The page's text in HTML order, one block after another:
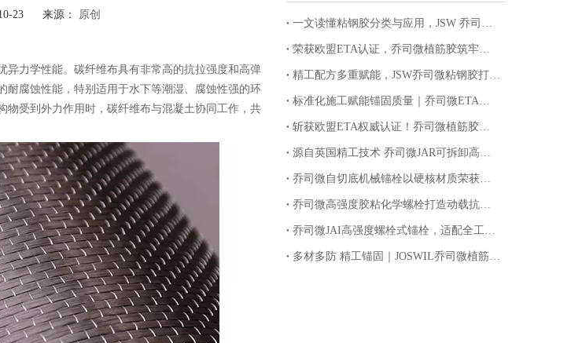
23 来源： 原创
力学性能。碳纤维布具有非常高的抗拉强度和高弹
腐蚀性能，特别适用于水下等潮湿、腐蚀性强的环
受到外力作用时，碳纤维布与混凝土协同工作，共
一文读懂粘钢胶分类与应用，JSW 乔司微提供全套加固落地服务
荣获欧盟ETA认证，乔司微植筋胶筑牢建筑加固安全防线
精工配方多重赋能，JSW乔司微粘钢胶打造加固工程高品质选材
标准化施工赋能锚固质量｜乔司微ETA认证环氧植筋胶规范施工指南
斩获欧盟ETA权威认证！乔司微植筋胶锚定国际品质，筑牢基建锚固安全防线
源自英国精工技术 乔司微JAR可拆卸高强螺栓解锁锚固循环新价值
乔司微自切底机械锚栓以硬核材质荣获欧盟ETA认证
乔司微高强度胶粘化学螺栓打造动载抗震锚固新标杆
乔司微JAI高强度螺栓式锚栓，适配全工况重载紧固
多材多防 精工锚固｜JOSWIL乔司微植筋高强度螺栓适配全工况腐蚀环境